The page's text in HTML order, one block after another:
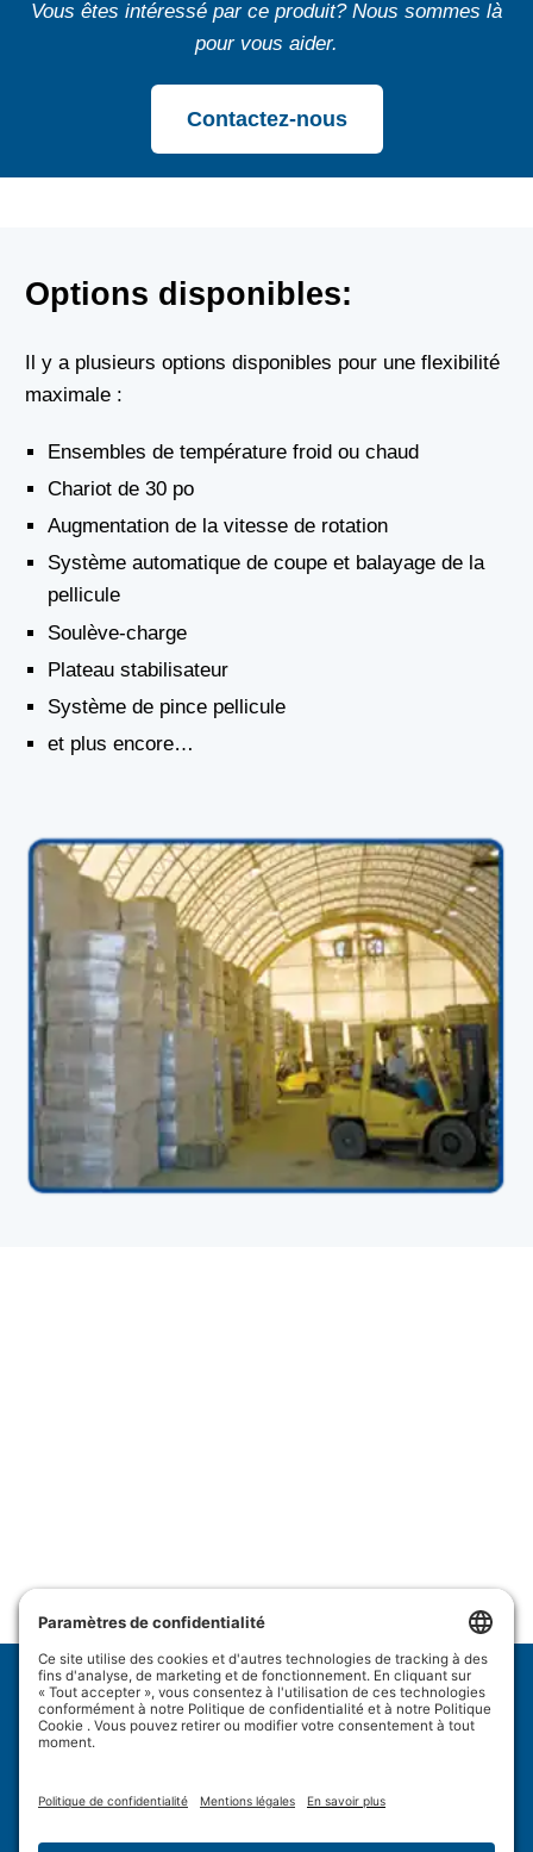
Vous êtes intéressé par ce produit? Nous sommes là
pour vous aider.
Contactez-nous
Options disponibles:
Il y a plusieurs options disponibles pour une flexibilité
maximale :
Ensembles de température froid ou chaud
Chariot de 30 po
Augmentation de la vitesse de rotation
Système automatique de coupe et balayage de la
pellicule
Soulève-charge
Plateau stabilisateur
Système de pince pellicule
et plus encore…
209 Wulftec